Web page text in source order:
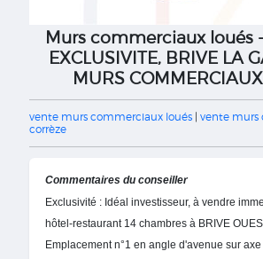
Murs commerciaux loués
EXCLUSIVITE, BRIVE LA
MURS
vente murs commerciaux loués | vente murs
corrèze
Commentaires du conseiller
Exclusivité : Idéal investisseur, à vendre
hôtel-restaurant 14 chambres à BRIVE
Emplacement n°1 en angle d'avenue sur